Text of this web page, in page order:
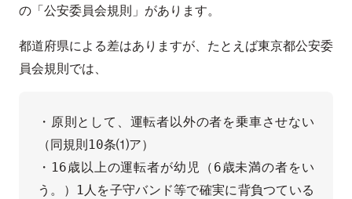
の「公安委員会規則」があります。
都道府県による差はありますが、たとえば東京都公安委
員会規則では、
・原則として、運転者以外の者を乗車させない
（同規則10条⑴ア）
・16歳以上の運転者が幼児（6歳未満の者をい
う。）1人を子守バンド等で確実に背負つている